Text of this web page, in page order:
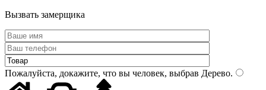
Вызвать замерщика
Пожалуйста, докажите, что вы человек, выбрав Дерево.